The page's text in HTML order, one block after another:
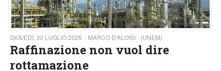
GIOVEDÌ, 30 LUGLIO 2026 MARCO D’ALOISI - (UNEM)
Raffinazione non vuol dire
rottamazione